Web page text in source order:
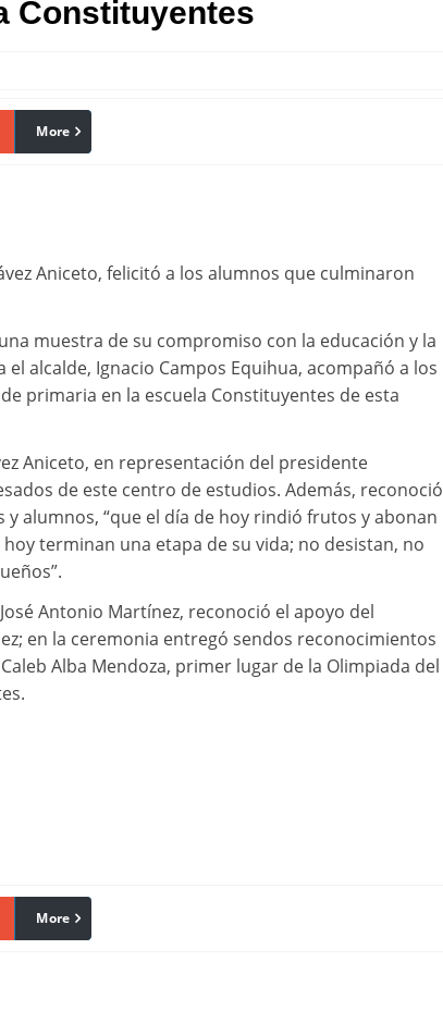
Constituyentes
linkedin
More
Aniceto, felicitó a los alumnos que culminaron
muestra de su compromiso con la educación y la
alcalde, Ignacio Campos Equihua, acompañó a los
primaria en la escuela Constituyentes de esta
Aniceto, en representación del presidente
de este centro de estudios. Además, reconoció
alumnos, “que el día de hoy rindió frutos y abonan
terminan una etapa de su vida; no desistan, no
Antonio Martínez, reconoció el apoyo del
en la ceremonia entregó sendos reconocimientos
Alba Mendoza, primer lugar de la Olimpiada del
linkedin
More